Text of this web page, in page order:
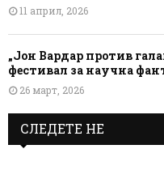
11 април, 2026
„Јон Вардар против
фестивал за научна
26 март, 2026
СЛЕДЕТЕ НЕ